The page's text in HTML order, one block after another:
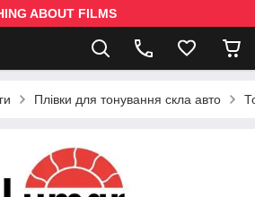
ABOUT FILMS
Плівки для тонування скла авто